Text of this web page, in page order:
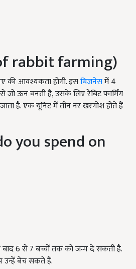
rabbit farming)
आवश्यकता होगी. इसबिजनेसमें 4
ऊन बनती है, उसके लिए रेबिट फार्मिंग
है. एक यूनिट में तीन नर खरगोश होते हैं
you spend on
बाद 6 से 7 बच्चों तक को जन्म दे सकती है.
उन्हें बेच सकते हैं.